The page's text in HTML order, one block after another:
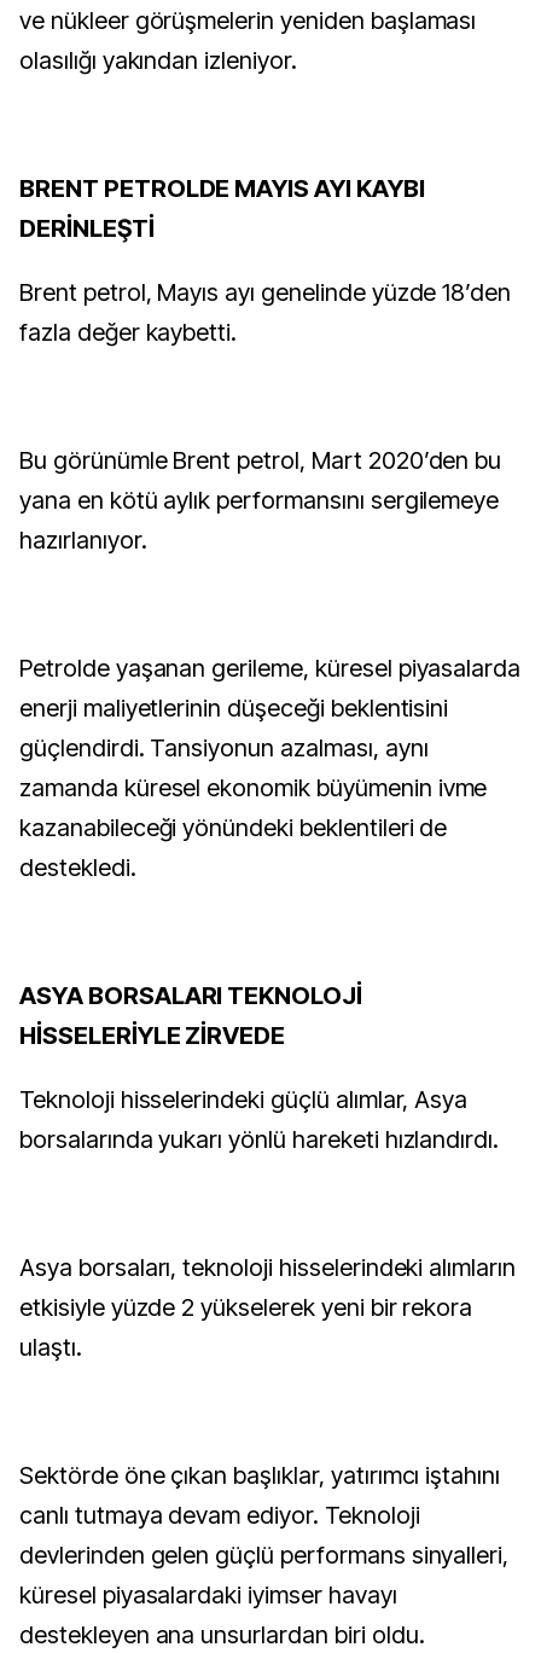
ve nükleer görüşmelerin yeniden başlaması
olasılığı yakından izleniyor.
BRENT PETROLDE MAYIS AYI KAYBI
DERİNLEŞTİ
Brent petrol, Mayıs ayı genelinde yüzde 18’den
fazla değer kaybetti.
Bu görünümle Brent petrol, Mart 2020’den bu
yana en kötü aylık performansını sergilemeye
hazırlanıyor.
Petrolde yaşanan gerileme, küresel piyasalarda
enerji maliyetlerinin düşeceği beklentisini
güçlendirdi. Tansiyonun azalması, aynı
zamanda küresel ekonomik büyümenin ivme
kazanabileceği yönündeki beklentileri de
destekledi.
ASYA BORSALARI TEKNOLOJİ
HİSSELERİYLE ZİRVEDE
Teknoloji hisselerindeki güçlü alımlar, Asya
borsalarında yukarı yönlü hareketi hızlandırdı.
Asya borsaları, teknoloji hisselerindeki alımların
etkisiyle yüzde 2 yükselerek yeni bir rekora
ulaştı.
Sektörde öne çıkan başlıklar, yatırımcı iştahını
canlı tutmaya devam ediyor. Teknoloji
devlerinden gelen güçlü performans sinyalleri,
küresel piyasalardaki iyimser havayı
destekleyen ana unsurlardan biri oldu.